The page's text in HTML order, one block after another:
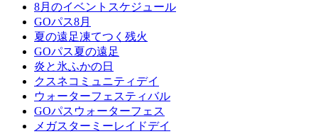
8月のイベントスケジュール
GOパス8月
夏の遠足凍てつく残火
GOパス夏の遠足
炎と氷ふかの日
クスネコミュニティデイ
ウォーターフェスティバル
GOパスウォーターフェス
メガスターミーレイドデイ